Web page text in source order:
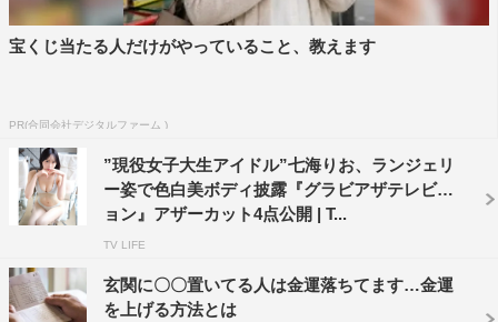
宝くじ当たる人だけがやっていること、教えます
PR(合同会社デジタルファーム )
”現役女子大生アイドル”七海りお、ランジェリ
ー姿で色白美ボディ披露『グラビアザテレビジ
ョン』アザーカット4点公開 | T...
TV LIFE
玄関に〇〇置いてる人は金運落ちてます…金運
を上げる方法とは